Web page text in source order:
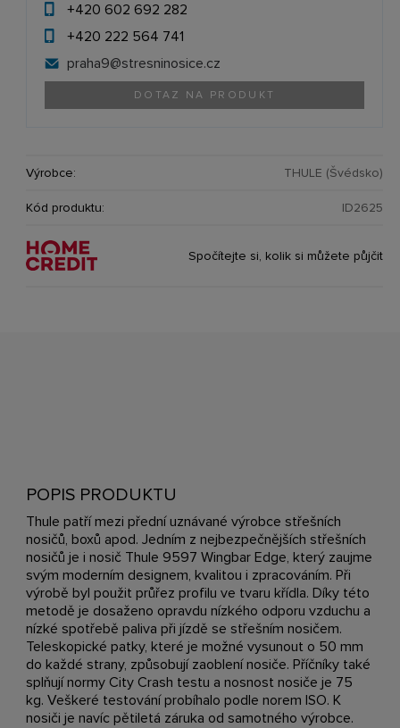
+420 602 692 282
+420 222 564 741
praha9@stresninosice.cz
DOTAZ NA PRODUKT
Výrobce: THULE (Švédsko)
Kód produktu: ID2625
Spočítejte si, kolik si můžete půjčit
POPIS PRODUKTU
Thule patří mezi přední uznávané výrobce střešních
nosičů, boxů apod. Jedním z nejbezpečnějších střešních
nosičů je i nosič Thule 9597 Wingbar Edge, který zaujme
svým moderním designem, kvalitou i zpracováním. Při
výrobě byl použit průřez profilu ve tvaru křídla. Díky této
metodě je dosaženo opravdu nízkého odporu vzduchu a
nízké spotřebě paliva při jízdě se střešním nosičem.
Teleskopické patky, které je možné vysunout o 50 mm
do každé strany, způsobují zaoblení nosiče. Příčníky také
splňují normy City Crash testu a nosnost nosiče je 75
kg. Veškeré testování probíhalo podle norem ISO. K
nosiči je navíc pětiletá záruka od samotného výrobce.